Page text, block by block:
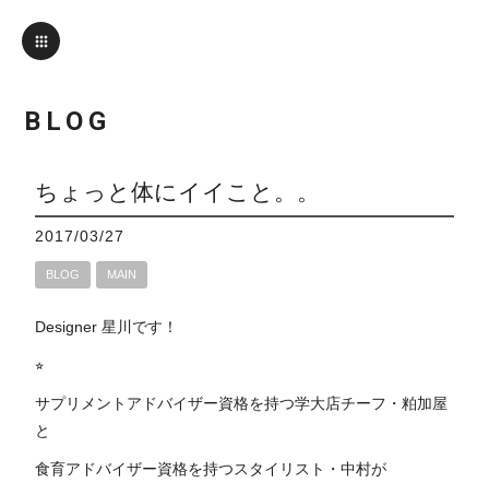
BLOG
ちょっと体にイイこと。。
2017/03/27
BLOG MAIN
Designer 星川です！
⭐︎
サプリメントアドバイザー資格を持つ学大店チーフ・粕加屋
と
食育アドバイザー資格を持つスタイリスト・中村が